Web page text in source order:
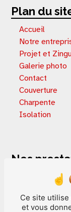
Plan du
Accueil
Notre
Projet et
Galerie photo
Contact
Couverture
Charpente
Isolation
Nos
Extension de
Rénovation
Terrasse en
Ce site
et vous